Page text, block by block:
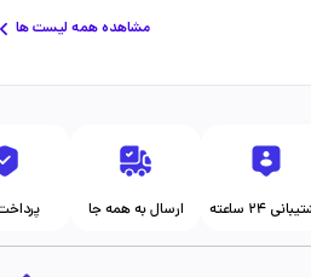
مشاهده همه لیست ها
ارسال به همه جا ۲۴ ساعته